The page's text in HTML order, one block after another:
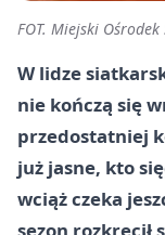
FOT. Miejski
W lidze
nie kończą się
przedostatniej
już jasne, kto
wciąż czeka